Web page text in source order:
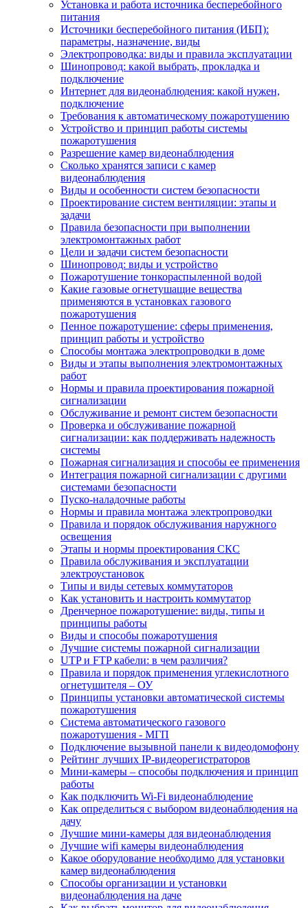
Установка и работа источника бесперебойного
питания
Источники бесперебойного питания (ИБП):
параметры, назначение, виды
Электропроводка: виды и правила эксплуатации
Шинопровод: какой выбрать, прокладка и
подключение
Интернет для видеонаблюдения: какой нужен,
подключение
Требования к автоматическому пожаротушению
Устройство и принцип работы системы
пожаротушения
Разрешение камер видеонаблюдения
Сколько хранятся записи с камер
видеонаблюдения
Виды и особенности систем безопасности
Проектирование систем вентиляции: этапы и
задачи
Правила безопасности при выполнении
электромонтажных работ
Цели и задачи систем безопасности
Шинопровод: виды и устройство
Пожаротушение тонкораспыленной водой
Какие газовые огнетушащие вещества
применяются в установках газового
пожаротушения
Пенное пожаротушение: сферы применения,
принцип работы и устройство
Способы монтажа электропроводки в доме
Виды и этапы выполнения электромонтажных
работ
Нормы и правила проектирования пожарной
сигнализации
Обслуживание и ремонт систем безопасности
Проверка и обслуживание пожарной
сигнализации: как поддерживать надежность
системы
Пожарная сигнализация и способы ее применения
Интеграция пожарной сигнализации с другими
системами безопасности
Пуско-наладочные работы
Нормы и правила монтажа электропроводки
Правила и порядок обслуживания наружного
освещения
Этапы и нормы проектирования СКС
Правила обслуживания и эксплуатации
электроустановок
Типы и виды сетевых коммутаторов
Как установить и настроить коммутатор
Дренчерное пожаротушение: виды, типы и
принципы работы
Виды и способы пожаротушения
Лучшие системы пожарной сигнализации
UTP и FTP кабели: в чем различия?
Правила и порядок применения углекислотного
огнетушителя – ОУ
Принципы установки автоматической системы
пожаротушения
Система автоматического газового
пожаротушения - МГП
Подключение вызывной панели к видеодомофону
Рейтинг лучших IP-видеорегистраторов
Мини-камеры – способы подключения и принцип
работы
Как подключить Wi-Fi видеонаблюдение
Как определиться с выбором видеонаблюдения на
дачу
Лучшие мини-камеры для видеонаблюдения
Лучшие wifi камеры видеонаблюдения
Какое оборудование необходимо для установки
камер видеонаблюдения
Способы организации и установки
видеонаблюдения на даче